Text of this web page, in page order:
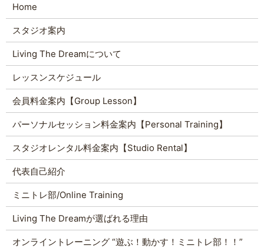
Home
スタジオ案内
Living The Dreamについて
レッスンスケジュール
会員料金案内【Group Lesson】
パーソナルセッション料金案内【Personal Training】
スタジオレンタル料金案内【Studio Rental】
代表自己紹介
ミニトレ部/Online Training
Living The Dreamが選ばれる理由
オンライントレーニング “遊ぶ！動かす！ミニトレ部！！”